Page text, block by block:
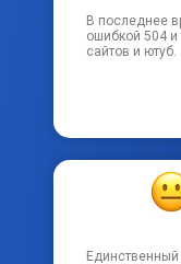
пер
В последнее
ошибкой 504 и
сайтов и ютуб.